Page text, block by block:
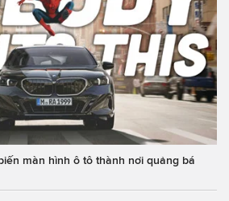
màn hình ô tô thành nơi quảng bá